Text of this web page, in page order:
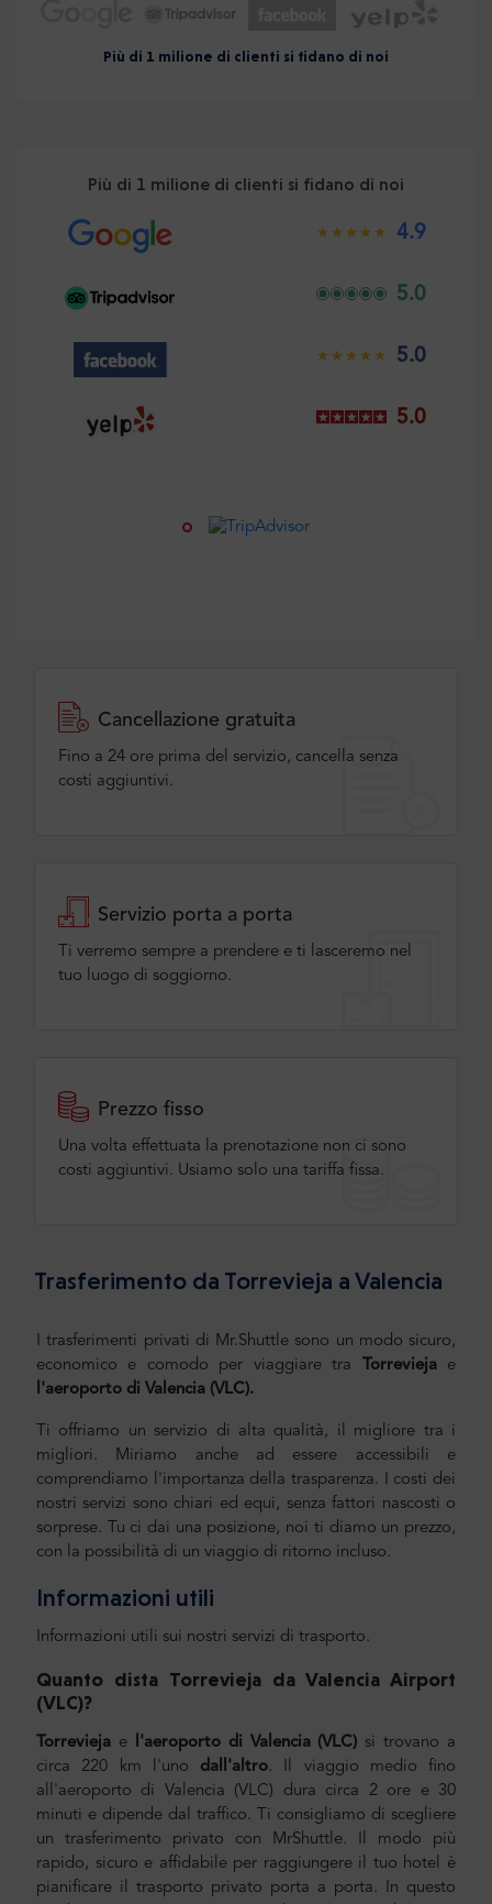
Più di 1 milione di clienti si fidano di noi
Più di 1 milione di clienti si fidano di noi
4.9
5.0
5.0
5.0
Cancellazione gratuita
Fino a 24 ore prima del servizio, cancella senza
costi aggiuntivi.
Servizio porta a porta
Ti verremo sempre a prendere e ti lasceremo nel
tuo luogo di soggiorno.
Prezzo fisso
Una volta effettuata la prenotazione non ci sono
costi aggiuntivi. Usiamo solo una tariffa fissa.
Trasferimento da Torrevieja a Valencia
I trasferimenti privati di Mr.Shuttle sono un modo sicuro,
economico e comodo per viaggiare tra Torrevieja e
l'aeroporto di Valencia (VLC).
Ti offriamo un servizio di alta qualità, il migliore tra i
migliori. Miriamo anche ad essere accessibili e
comprendiamo l'importanza della trasparenza. I costi dei
nostri servizi sono chiari ed equi, senza fattori nascosti o
sorprese. Tu ci dai una posizione, noi ti diamo un prezzo,
con la possibilità di un viaggio di ritorno incluso.
Informazioni utili
Informazioni utili sui nostri servizi di trasporto.
Quanto dista Torrevieja da Valencia Airport
(VLC)?
Torrevieja e l'aeroporto di Valencia (VLC) si trovano a
circa 220 km l'uno dall'altro. Il viaggio medio fino
all'aeroporto di Valencia (VLC) dura circa 2 ore e 30
minuti e dipende dal traffico. Ti consigliamo di scegliere
un trasferimento privato con MrShuttle. Il modo più
rapido, sicuro e affidabile per raggiungere il tuo hotel è
pianificare il trasporto privato porta a porta. In questo